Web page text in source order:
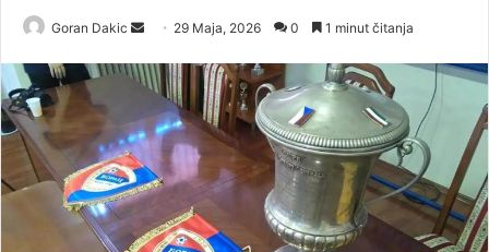
Goran Dakic
n
a
e
m
a
29 Maja, 2026 0 1 minut čitanja